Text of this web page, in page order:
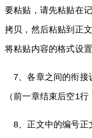
要粘贴，请先粘贴在
拷贝，然后粘贴到正
将粘贴内容的格式设
7、各章之间的衔接
（前一章结束后空1
8、正文中的编号正